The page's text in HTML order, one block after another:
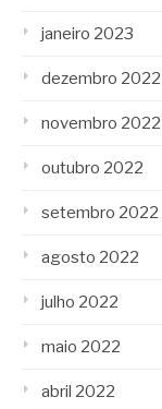
janeiro 2023
dezembro 2022
novembro 2022
outubro 2022
setembro 2022
agosto 2022
julho 2022
maio 2022
abril 2022